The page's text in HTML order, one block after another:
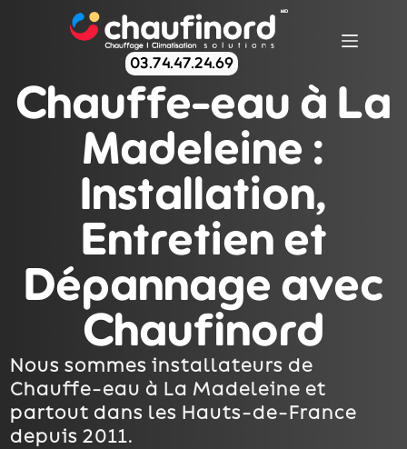
03.74.47.24.69
Chauffe-eau à La
Madeleine :
Installation,
Entretien et
Dépannage avec
Chaufinord
Nous sommes installateurs de
Chauffe-eau à La Madeleine et
partout dans les Hauts-de-France
depuis 2011.